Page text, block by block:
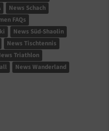
News Schach
FAQs
News Süd-Shaolin
News Tischtennis
Triathlon
News Wanderland